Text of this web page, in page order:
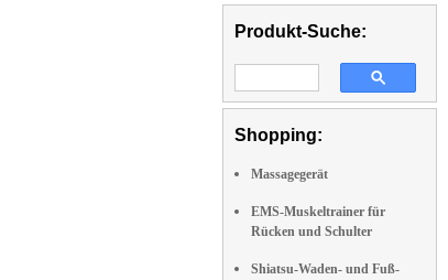
Produkt-Suche:
Shopping:
Massagegerät
EMS-Muskeltrainer für
Rücken und Schulter
Shiatsu-Waden- und Fuß-